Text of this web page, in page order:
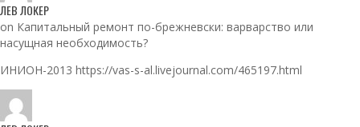
ЛЕВ ЛОКЕР
on Капитальный ремонт по-брежневски: варварство или
насущная необходимость?
ИНИОН-2013 https://vas-s-al.livejournal.com/465197.html